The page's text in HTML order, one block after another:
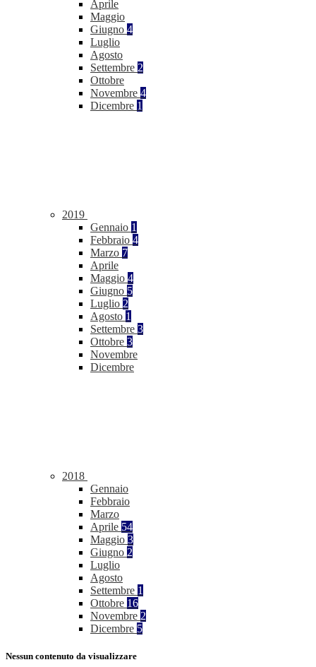
Aprile
Maggio
Giugno 4
Luglio
Agosto
Settembre 2
Ottobre
Novembre 4
Dicembre 1
2019
Gennaio 1
Febbraio 4
Marzo 7
Aprile
Maggio 4
Giugno 5
Luglio 2
Agosto 1
Settembre 3
Ottobre 3
Novembre
Dicembre
2018
Gennaio
Febbraio
Marzo
Aprile 54
Maggio 3
Giugno 2
Luglio
Agosto
Settembre 1
Ottobre 16
Novembre 2
Dicembre 5
Nessun contenuto da visualizzare